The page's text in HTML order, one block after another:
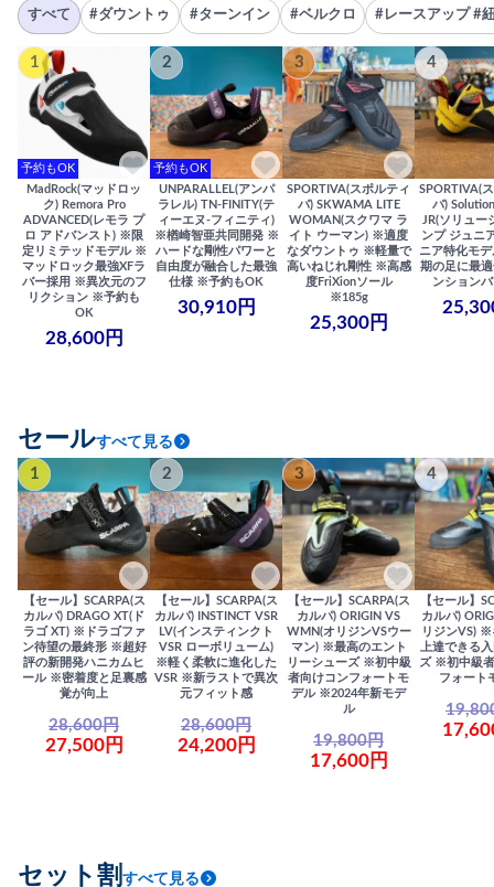
すべて #ダウントゥ #ターンイン #ベルクロ #レースアップ #
1
予約もOK
MadRock(マッドロッ
ク) Remora Pro
ADVANCED(レモラ プ
ロ アドバンスト) ※限
定リミテッドモデル ※
マッドロック最強XFラ
バー採用 ※異次元のフ
リクション ※予約も
OK
28,600円
2
予約もOK
UNPARALLEL(アンパ
ラレル) TN-FINITY(テ
ィーエヌ-フィニティ)
※楢崎智亜共同開発 ※
ハードな剛性パワーと
自由度が融合した最強
仕様 ※予約もOK
30,910円
3
SPORTIVA(スポルティ
バ) SKWAMA LITE
WOMAN(スクワマ ラ
イト ウーマン) ※適度
なダウントゥ ※軽量で
高いねじれ剛性 ※高感
度FriXionソール
※185g
25,300円
4
SPORTIVA(
バ)
JR(ソリュー
ンプ ジュニ
ニア特化モ
期の足に最
ンション
セールすべて見る
1
【セール】SCARPA(ス
カルパ) DRAGO XT(ド
ラゴ XT) ※ドラゴファ
ン待望の最終形 ※超好
評の新開発ハニカムヒ
ール ※密着度と足裏感
覚が向上
28,600円
27,500円
2
【セール】SCARPA(ス
カルパ) INSTINCT VSR
LV(インスティンクト
VSR ローボリューム)
※軽く柔軟に進化した
VSR ※新ラストで異次
元フィット感
28,600円
24,200円
3
【セール】SCARPA(ス
カルパ) ORIGIN VS
WMN(オリジンVSウー
マン) ※最高のエント
リーシューズ ※初中級
者向けコンフォートモ
デル ※2024年新モデ
ル
19,800円
17,600円
4
【セール】
カルパ)
リジンVS) ※
上達できる
ズ ※初中級
フォート
セット割 すべて見る